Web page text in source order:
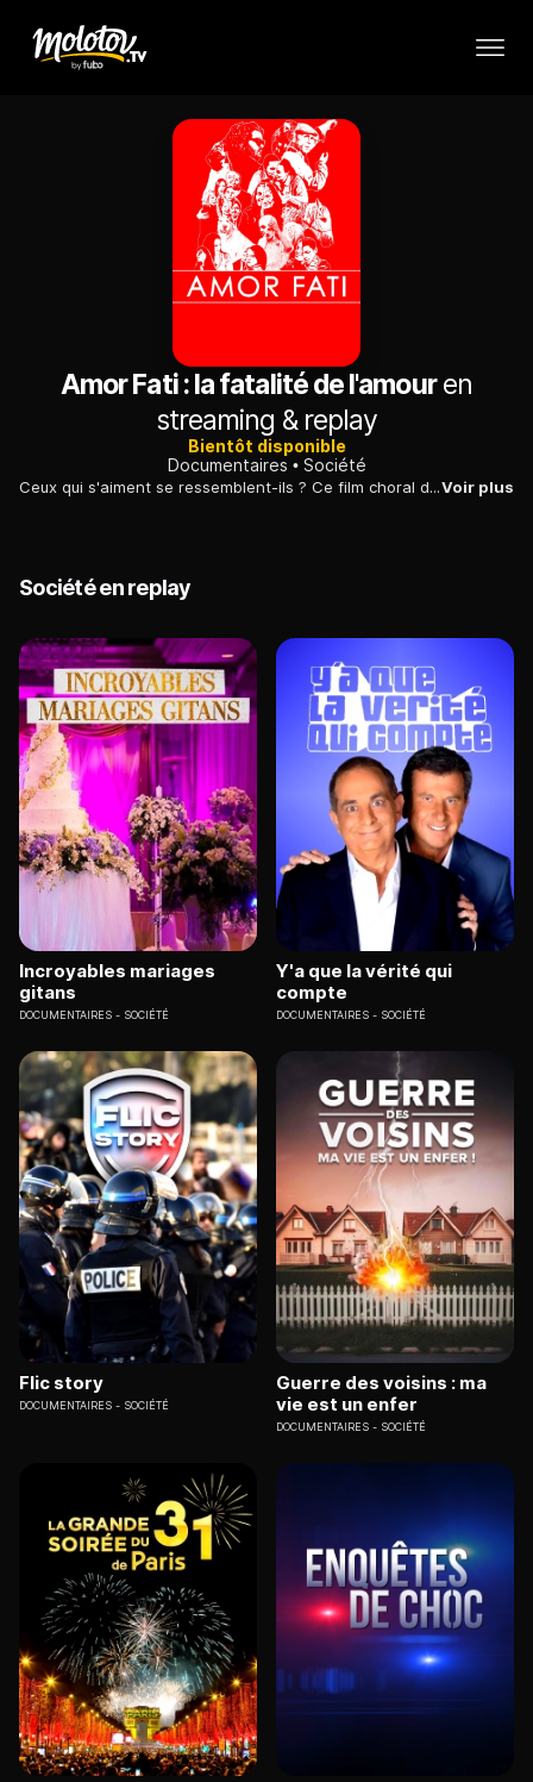
Amor Fati : la fatalité de l'amouren
streaming & replay
Bientôt disponible
Documentaires
Société
Ceux qui s'aiment se ressemblent-ils ? Ce film choral décline l'amour sous toutes ses formes tout en interrogeant le sens du couple dans le monde contemporain.Voir plus
Société en replay
Incroyables mariages
gitans
DOCUMENTAIRES SOCIÉTÉ
Y'a que la vérité qui
compte
DOCUMENTAIRES SOCIÉTÉ
Flic story
DOCUMENTAIRES SOCIÉTÉ
Guerre des voisins : ma
vie est un enfer
DOCUMENTAIRES SOCIÉTÉ